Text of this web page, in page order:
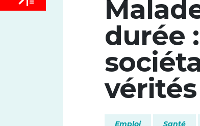
durée
vérités
Emploi Santé